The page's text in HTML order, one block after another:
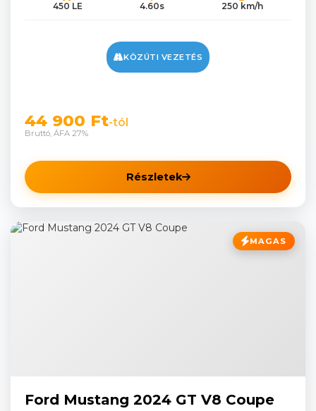
450 LE 4.60s 250 km/h
KÖZÚTI VEZETÉS
44 900 Ft-tól
Bruttó, ÁFA 27%
Részletek
MAGAS
Ford Mustang 2024 GT V8 Coupe